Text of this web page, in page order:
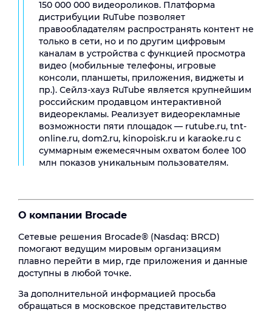
150 000 000 видеороликов. Платформа
дистрибуции RuTube позволяет
правообладателям распространять контент не
только в сети, но и по другим цифровым
каналам в устройства с функцией просмотра
видео (мобильные телефоны, игровые
консоли, планшеты, приложения, виджеты и
пр.). Сейлз-хауз RuTube является крупнейшим
российским продавцом интерактивной
видеорекламы. Реализует видеорекламные
возможности пяти площадок — rutube.ru, tnt-
online.ru, dom2.ru, kinopoisk.ru и karaoke.ru с
суммарным ежемесячным охватом более 100
млн показов уникальным пользователям.
О компании Brocade
Сетевые решения Brocade® (Nasdaq: BRCD)
помогают ведущим мировым организациям
плавно перейти в мир, где приложения и данные
доступны в любой точке.
За дополнительной информацией просьба
обращаться в московское представительство